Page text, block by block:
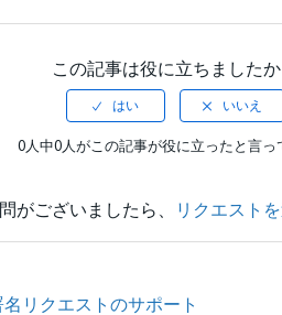
この記事は役に立ちましたか
0人中0人がこの記事が役に立ったと言っ
がございましたら、 リクエスト
リクエストのサポート